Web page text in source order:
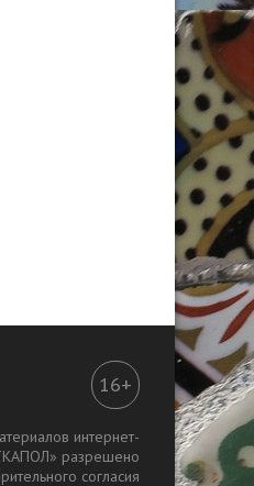
16+
интернет-
разрешено
согласия